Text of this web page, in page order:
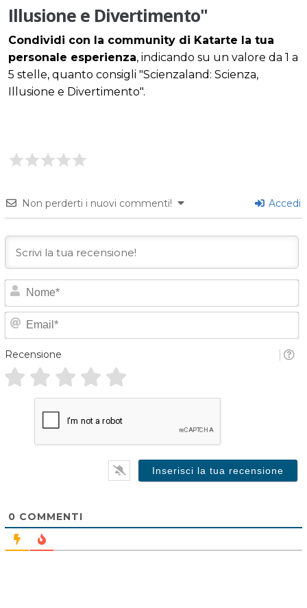
Illusione e Divertimento"
Condividi con la community di Katarte la tua
personale esperienza, indicando su un valore da 1 a
5 stelle, quanto consigli "Scienzaland: Scienza,
Illusione e Divertimento".
Non perderti i nuovi commenti! Accedi
N
o
Recensione
0 COMMENTI